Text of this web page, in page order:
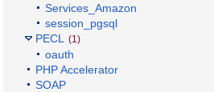
Services_Amazon
session_pgsql
PECL
(1)
oauth
PHP Accelerator
SOAP